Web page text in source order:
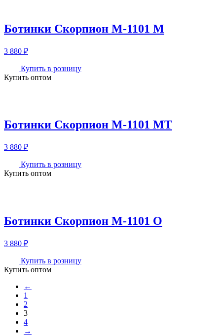
Ботинки Скорпион М-1101 М
3 880 ₽
Купить в розницу
Купить оптом
Ботинки Скорпион М-1101 МТ
3 880 ₽
Купить в розницу
Купить оптом
Ботинки Скорпион М-1101 О
3 880 ₽
Купить в розницу
Купить оптом
←
1
2
3
4
→